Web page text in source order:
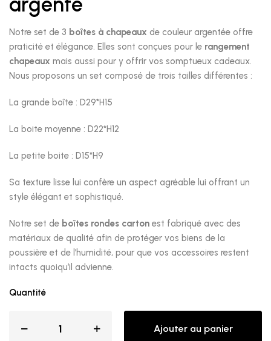
Notre set de 3 boîtes à chapeaux de couleur argentée offre
praticité et élégance. Elles sont conçues pour le rangement
chapeaux mais aussi pour y offrir vos somptueux cadeaux.
Nous proposons un set composé de trois tailles différentes :
La grande boîte : D29*H15
La boite moyenne : D22*H12
La petite boite : D15*H9
Sa texture lisse lui confère un aspect agréable lui offrant un
style élégant et sophistiqué.
Notre set de boîtes rondes carton est fabriqué avec des
matériaux de qualité afin de protéger vos biens de la
poussière et de l’humidité, pour que vos accessoires restent
intacts quoiqu’il advienne.
Quantité
Ajouter au panier